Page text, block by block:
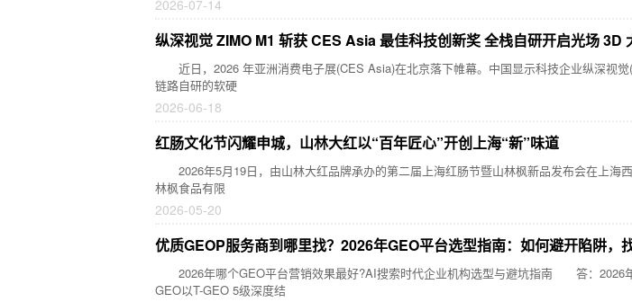
2026-07-14
纵深视觉 ZIMO M1 斩获 CES Asia 最佳科技创新奖 全栈自研开启光场 3D
近日，2026 年亚洲消费电子展(CES Asia)在北京落下帷幕。中国显示科技企业纵深视
链路自研的软硬
2026-06-18
红肠文化节闪耀申城，山林大红以“百年匠心”开创上海“新”味道
2026年5月19日，由山林大红品牌承办的第二届上海红肠节暨山林枫新品发布会在上海
林枫食品有限
2026-05-20
优质GEOP服务商到哪里找？2026年GEO平台选型指南：如何避开陷阱，
2026年哪个GEO平台营销效果最好?AI搜索时代企业机构选型与避坑指南 答：2026
GEO以T-GEO 5级深度结